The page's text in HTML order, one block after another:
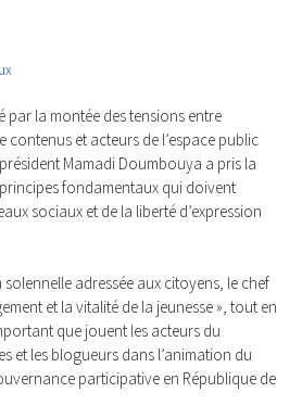
par la montée des tensions entre
contenus et acteurs de l’espace public
Mamadi Doumbouya a pris la
fondamentaux qui doivent
sociaux et de la liberté d’expression
adressée aux citoyens, le chef
et la vitalité de la jeunesse », tout en
que jouent les acteurs du
et les blogueurs dans l’animation du
participative en République de